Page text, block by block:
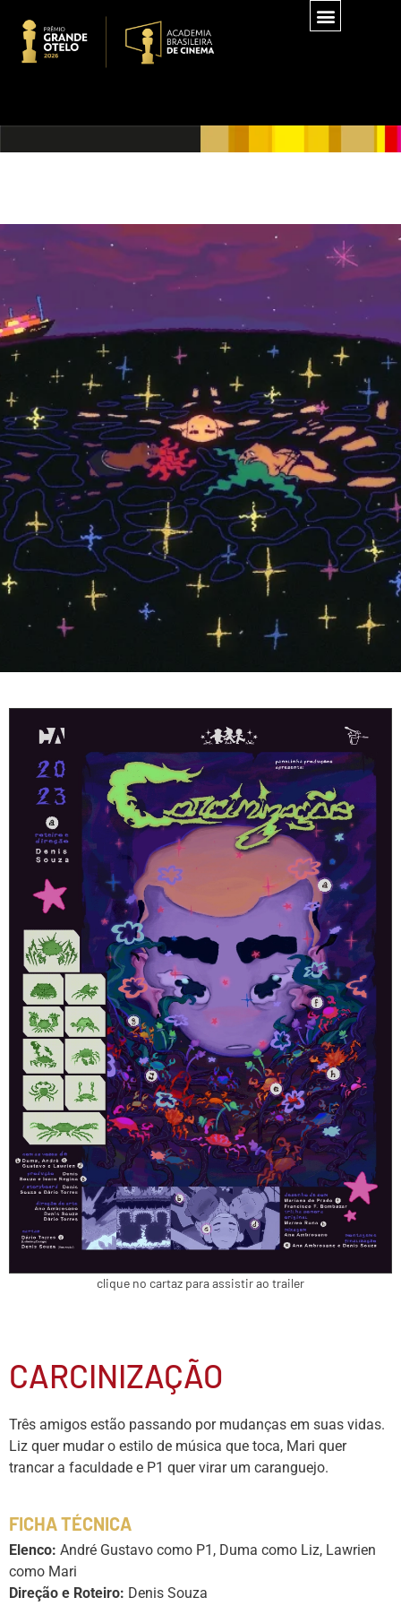
clique no cartaz para assistir ao trailer
CARCINIZAÇÃO
Três amigos estão passando por mudanças em suas vidas.
Liz quer mudar o estilo de música que toca, Mari quer
trancar a faculdade e P1 quer virar um caranguejo.
FICHA TÉCNICA
Elenco: André Gustavo como P1, Duma como Liz, Lawrien
como Mari
Direção e Roteiro: Denis Souza